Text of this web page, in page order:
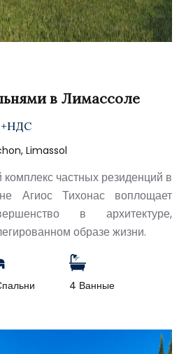
в Лимассоле
+НДС
Limassol
частных резиденций в
Агиос Тихонас воплощает
в архитектуре,
образе жизни.
4 Ванные